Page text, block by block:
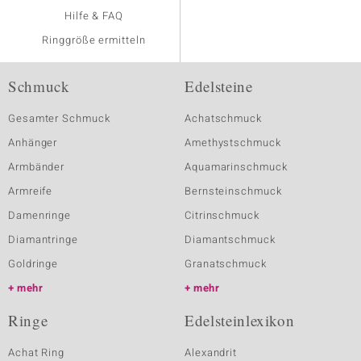
Hilfe & FAQ
Ringgröße ermitteln
Schmuck
Gesamter Schmuck
Anhänger
Armbänder
Armreife
Damenringe
Diamantringe
Goldringe
mehr
Edelsteine
Achatschmuck
Amethystschmuck
Aquamarinschmuck
Bernsteinschmuck
Citrinschmuck
Diamantschmuck
Granatschmuck
mehr
Ringe
Achat Ring
Edelsteinlexikon
Alexandrit